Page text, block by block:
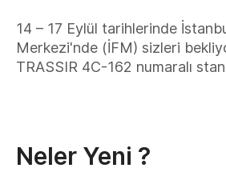
14 – 17 Eylül tarihlerinde
Merkezi'nde (İFM) sizleri
TRASSIR 4C-162 numaralı
Neler Yeni ?